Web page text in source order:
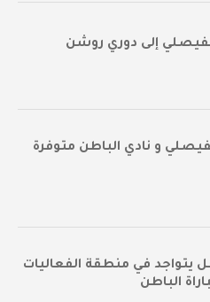
إلى دوري روشن
و نادي الباطن متوفرة
يتواجد في منطقة الفعاليات
الباطن